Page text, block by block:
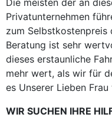
Privatunternehmen
zum Selbstkostenpreis
Beratung ist sehr
dieses erstaunliche
mehr wert, als wir für
es Unserer Lieben
WIR SUCHEN IHRE